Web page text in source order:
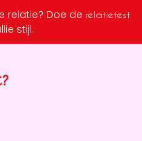
relatie? Doe de relatietest
stijl.